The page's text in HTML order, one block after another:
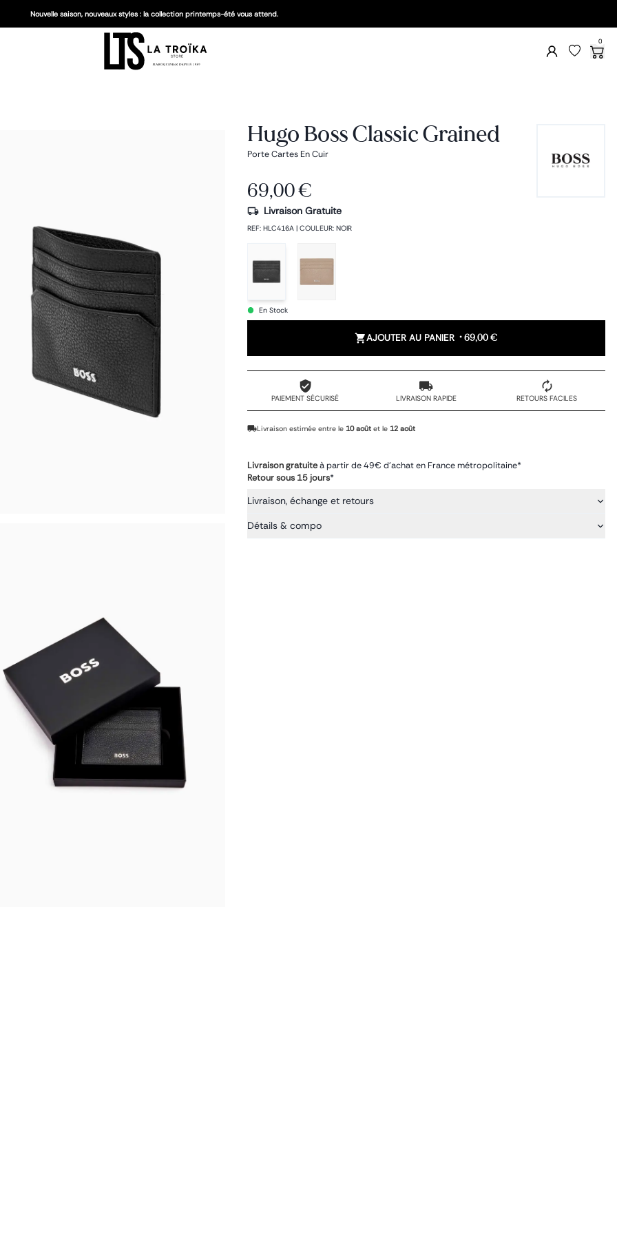
Nouvelle saison, nouveaux styles : la collection printemps-été vous attend.
0
Hugo Boss Classic Grained
Porte Cartes En Cuir
69,00 €
Livraison Gratuite
REF: HLC416A| COULEUR: NOIR
En Stock
AJOUTER AU PANIER • 69,00 €
PAIEMENT SÉCURISÉ LIVRAISON RAPIDE RETOURS FACILES
Livraison estimée entre le 10 août et le 12 août
Livraison gratuiteà partir de 49€ d'achat en France métropolitaine*
Retour sous 15 jours*
Livraison, échange et retours
Détails & compo